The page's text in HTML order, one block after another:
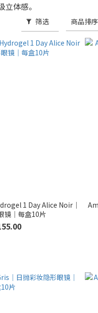
体感。
筛选 商品排序
1 Day Alice Noir｜
镜｜每盒10片